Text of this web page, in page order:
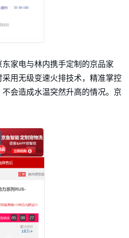
家电与林内携手定制的京品家
用无级变速火排技术，精准掌控
会造成水温突然升高的情况。京